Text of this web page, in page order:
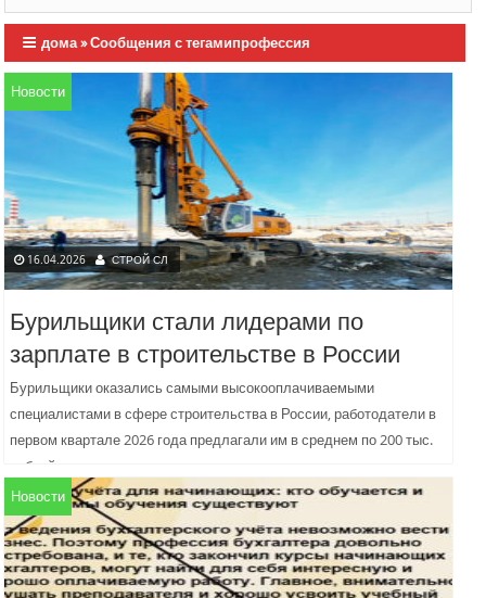
дома»Сообщения с тегамипрофессия
Новости
16.04.2026 СТРОЙ СЛ
Бурильщики стали лидерами по
зарплате в строительстве в России
Бурильщики оказались самыми высокооплачиваемыми
специалистами в сфере строительства в России, работодатели в
первом квартале 2026 года предлагали им в среднем по 200 тыс.
рублей в...
Новости